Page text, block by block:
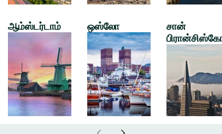
ஆம்ஸ்டர்டாம் ஒஸ்லோ
சான்